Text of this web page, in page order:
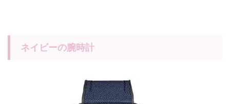
ネイビーの腕時計